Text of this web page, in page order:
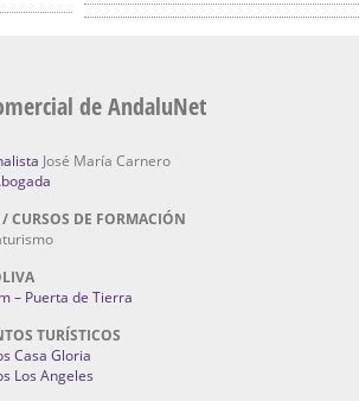
de AndaluNet
José María Carnero
CURSOS DE FORMACIÓN
– Puerta de Tierra
TURÍSTICOS
Casa Gloria
Los Angeles